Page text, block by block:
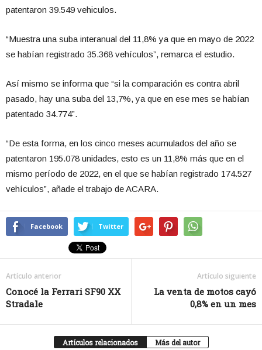
patentaron 39.549 vehiculos.
“Muestra una suba interanual del 11,8% ya que en mayo de 2022
se habían registrado 35.368 vehículos”, remarca el estudio.
Así mismo se informa que “si la comparación es contra abril
pasado, hay una suba del 13,7%, ya que en ese mes se habían
patentado 34.774”.
“De esta forma, en los cinco meses acumulados del año se
patentaron 195.078 unidades, esto es un 11,8% más que en el
mismo período de 2022, en el que se habían registrado 174.527
vehículos”, añade el trabajo de ACARA.
Facebook Twitter
Artículo anterior
Conocé la Ferrari SF90 XX
Stradale
Artículo siguiente
La venta de motos cayó
0,8% en un mes
Artículos relacionados Más del autor